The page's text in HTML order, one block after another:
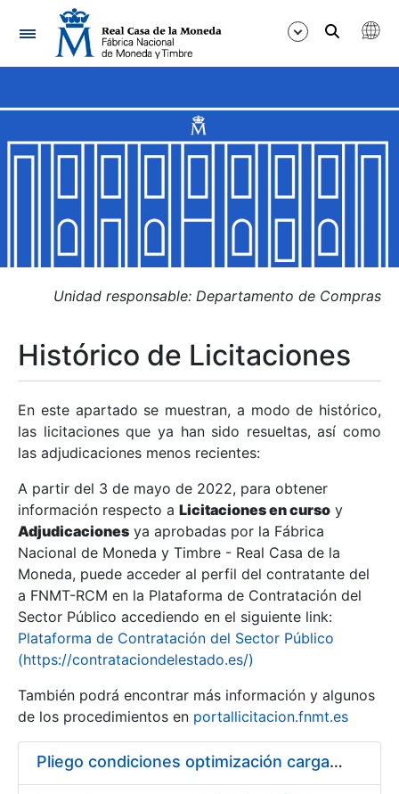
Navegación
Mostrar/Ocultar
Mostrar/Ocultar
Mostrar/Ocultar
Mostrar/Ocultar
Mostrar/Ocultar
Mostrar/Ocultar
Unidad responsable: Departamento de Compras
Histórico de Licitaciones
En este apartado se muestran, a modo de histórico,
las licitaciones que ya han sido resueltas, así como
las adjudicaciones menos recientes:
A partir del 3 de mayo de 2022, para obtener
información respecto a Licitaciones en curso y
Adjudicaciones ya aprobadas por la Fábrica
Nacional de Moneda y Timbre - Real Casa de la
Moneda, puede acceder al perfil del contratante del
a FNMT-RCM en la Plataforma de Contratación del
Sector Público accediendo en el siguiente link:
Plataforma de Contratación del Sector Público
(https://contrataciondelestado.es/)
También podrá encontrar más información y algunos
de los procedimientos en portallicitacion.fnmt.es
Pliego condiciones optimización cargas compras firmado